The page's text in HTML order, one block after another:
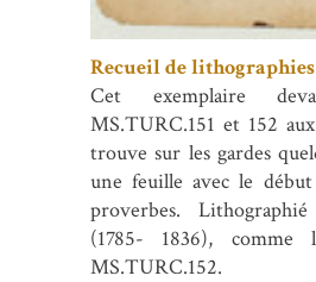
Recueil de lithographies
Cet exemplaire
MS.TURC.151 et 152
trouve sur les gardes
une feuille avec le
proverbes.
(1785- 1836), comme
MS.TURC.152.